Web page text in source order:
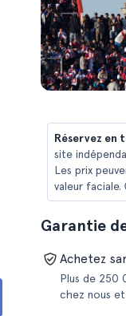
Réservez en
site
Les prix
valeur faciale.
Garantie
Achetez
Plus de 250
chez nous